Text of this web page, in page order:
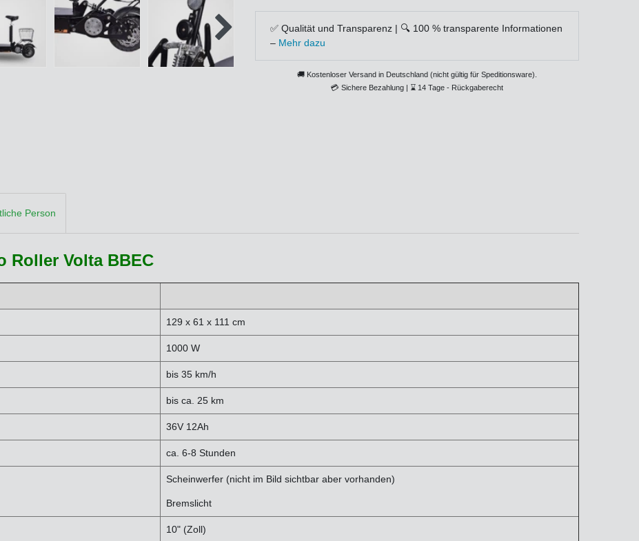
✅ Qualität und Transparenz | 🔍 100 % transparente Informationen
– Mehr dazu
🚚 Kostenloser Versand in Deutschland (nicht gültig für Speditionsware).
💳 Sichere Bezahlung | ⌛ 14 Tage - Rückgaberecht
Person
Roller Volta BBEC
129 x 61 x 111 cm
1000 W
bis 35 km/h
bis ca. 25 km
36V 12Ah
ca. 6-8 Stunden
Scheinwerfer (nicht im Bild sichtbar aber vorhanden)
Bremslicht
10" (Zoll)